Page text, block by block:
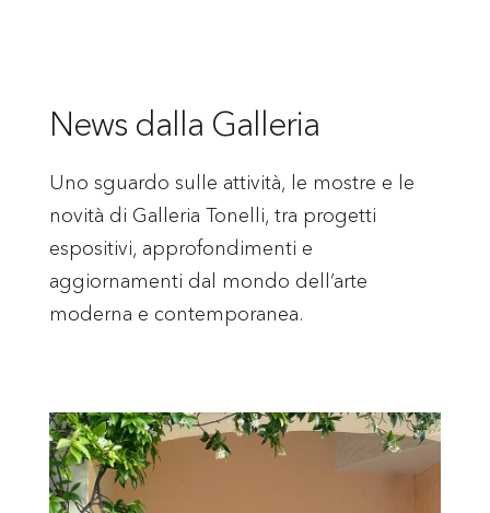
News dalla Galleria
Uno sguardo sulle attività, le mostre e le
novità di Galleria Tonelli, tra progetti
espositivi, approfondimenti e
aggiornamenti dal mondo dell’arte
moderna e contemporanea.